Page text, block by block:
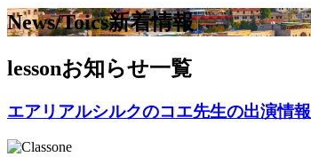
News/Toics新着情報
lessonお知らせ一覧
エアリアルシルクのコエ先生の出演情報